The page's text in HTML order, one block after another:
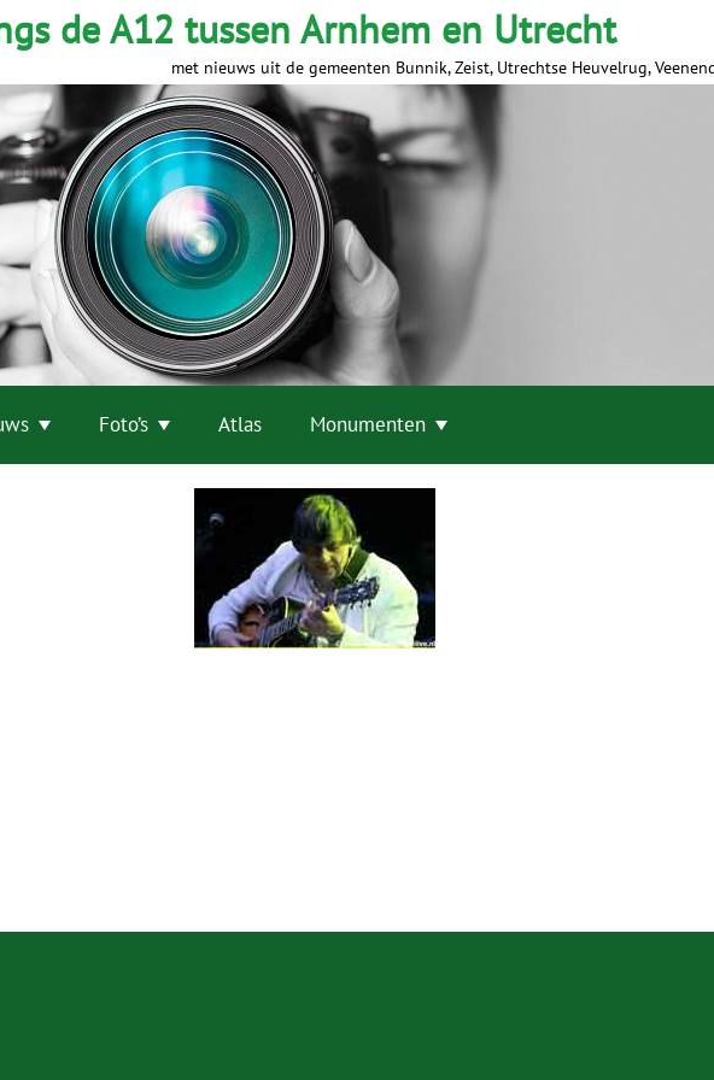
de A12 tussen Arnhem en Utrecht
met nieuws uit de gemeenten Bunnik, Zeist, Utrechtse Heuvelrug,
Foto’s Atlas Monumenten